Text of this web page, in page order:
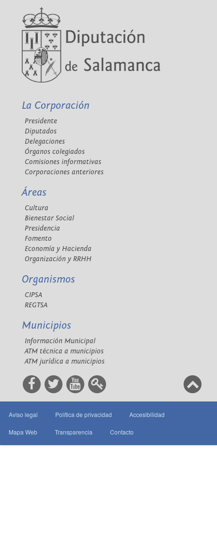
La Corporación
Presidente
Diputados
Delegaciones
Órganos colegiados
Comisiones informativas
Corporaciones anteriores
Áreas
Cultura
Bienestar Social
Presidencia
Fomento
Economía y Hacienda
Organización y RRHH
Organismos
CIPSA
REGTSA
Municipios
Información Municipal
ATM técnica a municipios
ATM jurídica a municipios
Aviso legal Política de privacidad Accesibilidad
Mapa Web Transparencia Contacto